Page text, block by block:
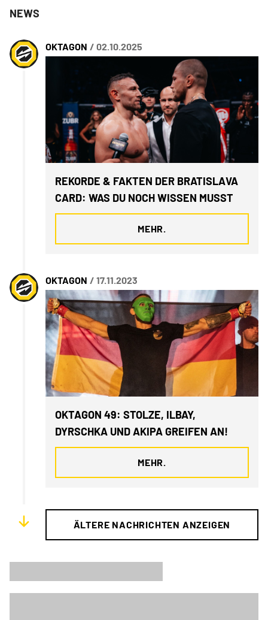
NEWS
OKTAGON / 02.10.2025
REKORDE & FAKTEN DER BRATISLAVA
CARD: WAS DU NOCH WISSEN MUSST
MEHR.
OKTAGON / 17.11.2023
OKTAGON 49: STOLZE, ILBAY,
DYRSCHKA UND AKIPA GREIFEN AN!
MEHR.
ÄLTERE NACHRICHTEN ANZEIGEN